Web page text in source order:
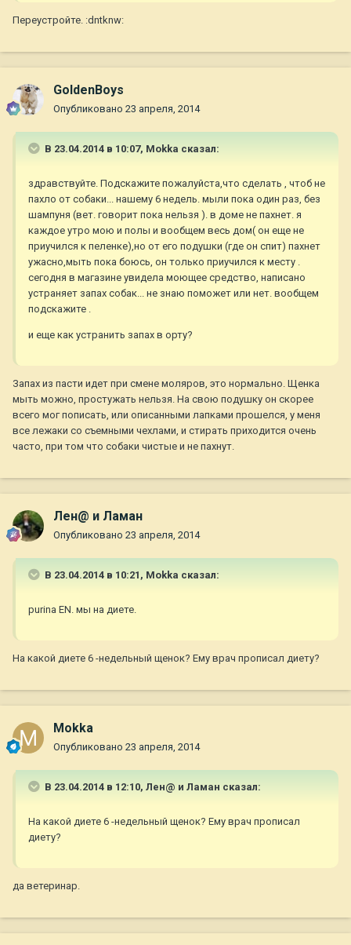
Переустройте. :dntknw:
GoldenBoys
Опубликовано 23 апреля, 2014
В 23.04.2014 в 10:07, Mokka сказал:
здравствуйте. Подскажите пожалуйста,что сделать , чтоб не
пахло от собаки... нашему 6 недель. мыли пока один раз, без
шампуня (вет. говорит пока нельзя ). в доме не пахнет. я
каждое утро мою и полы и вообщем весь дом( он еще не
приучился к пеленке),но от его подушки (где он спит) пахнет
ужасно,мыть пока боюсь, он только приучился к месту .
сегодня в магазине увидела моющее средство, написано
устраняет запах собак... не знаю поможет или нет. вообщем
подскажите .
и еще как устранить запах в орту?
Запах из пасти идет при смене моляров, это нормально. Щенка
мыть можно, простужать нельзя. На свою подушку он скорее
всего мог пописать, или описанными лапками прошелся, у меня
все лежаки со съемными чехлами, и стирать приходится очень
часто, при том что собаки чистые и не пахнут.
Лен@ и Ламан
Опубликовано 23 апреля, 2014
В 23.04.2014 в 10:21, Mokka сказал:
purina EN. мы на диете.
На какой диете 6 -недельный щенок? Ему врач прописал диету?
Mokka
Опубликовано 23 апреля, 2014
В 23.04.2014 в 12:10, Лен@ и Ламан сказал:
На какой диете 6 -недельный щенок? Ему врач прописал
диету?
да ветеринар.